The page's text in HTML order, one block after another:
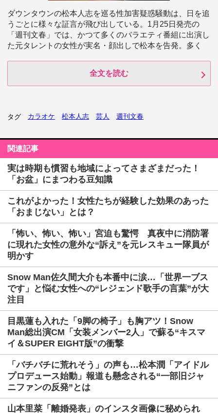
ダウンタウンの松本人志を巡る性加害疑惑騒動は、日を追
うごとに様々な証言が飛び出している。1月25日発売の
「週刊文春」では、かつて多くのバラエティ番組に出演し
た元タレントの女性が実名・顔出しで松本を告発。多く
全文を読む
タグ カラオケ 松本人志 芸人 週刊文春
関連記事
実は時期も慣習も地域によってさまざまだった！
「お盆」にまつわる豆知識
これがよかった！女性たちが経験した効果のあった
「おまじない」とは？
「怖い、怖い、怖い」宮迫も驚愕 真夜中に消防署
に現れた女性の意外な“訴え”を元レスキュー隊員が
明かす
Snow Man佐久間大介も本番中に涙…「世界一ブス
です」と悩む女性への“レジェンド歌手の言葉”が大
注目
目黒蓮も入れた「9脚の椅子」も胸アツ！Snow
Man総出演CM「女装メンバー2人」で蘇る“キスマ
イ＆SUPER EIGHT版”の衝撃
「バチバチに荒れそう」の声も…松本潤「アイドル
プロデュース始動」報道も懸念される“一部旧ジャ
ニファンの反発”とは
山本里菜「離婚発表」のインスタ画像に秘められ